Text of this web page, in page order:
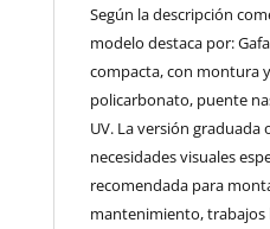
Según la descripción
modelo destaca por:
compacta, con montura
policarbonato, puente
UV. La versión
necesidades visuales
recomendada para
mantenimiento, trabajos